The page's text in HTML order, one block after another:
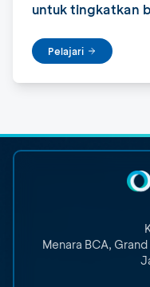
untuk tingkatkan
Pelajari
Menara BCA,